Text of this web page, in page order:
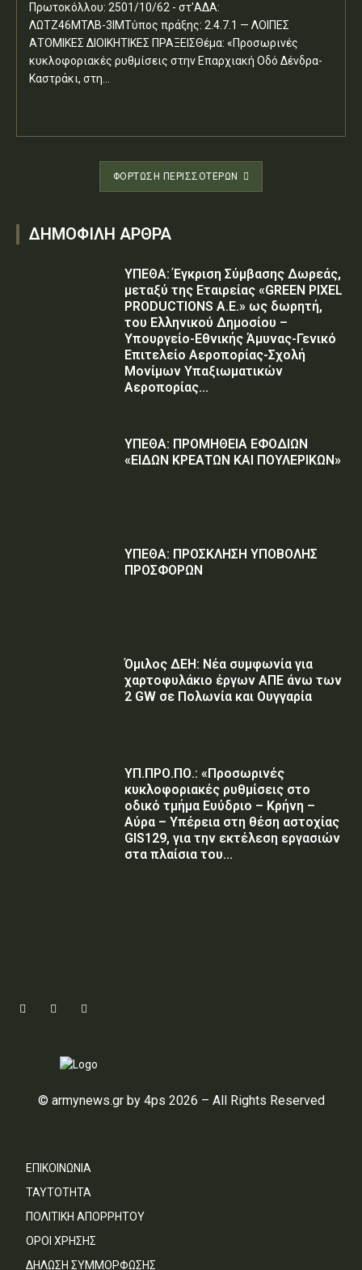
Πρωτοκόλλου: 2501/10/62 - στ'ΑΔΑ:
ΛΩΤΖ46ΜΤΛΒ-3ΙΜΤύπος πράξης: 2.4.7.1 — ΛΟΙΠΕΣ
ΑΤΟΜΙΚΕΣ ΔΙΟΙΚΗΤΙΚΕΣ ΠΡΑΞΕΙΣΘέμα: «Προσωρινές
κυκλοφοριακές ρυθμίσεις στην Επαρχιακή Οδό Δένδρα-
Καστράκι, στη...
ΦΌΡΤΩΣΗ ΠΕΡΙΣΣΟΤΈΡΩΝ
ΔΗΜΟΦΙΛΗ ΑΡΘΡΑ
ΥΠΕΘΑ: Έγκριση Σύμβασης Δωρεάς,
μεταξύ της Εταιρείας «GREEN PIXEL
PRODUCTIONS Α.Ε.» ως δωρητή,
του Ελληνικού Δημοσίου –
Υπουργείο-Εθνικής Άμυνας-Γενικό
Επιτελείο Αεροπορίας-Σχολή
Μονίμων Υπαξιωματικών
Αεροπορίας...
ΥΠΕΘΑ: ΠΡΟΜΗΘΕΙΑ ΕΦΟΔΙΩΝ
«ΕΙΔΩΝ ΚΡΕΑΤΩΝ ΚΑΙ ΠΟΥΛΕΡΙΚΩΝ»
ΥΠΕΘΑ: ΠΡΟΣΚΛΗΣΗ ΥΠΟΒΟΛΗΣ
ΠΡΟΣΦΟΡΩΝ
Όμιλος ΔΕΗ: Νέα συμφωνία για
χαρτοφυλάκιο έργων ΑΠΕ άνω των
2 GW σε Πολωνία και Ουγγαρία
ΥΠ.ΠΡΟ.ΠΟ.: «Προσωρινές
κυκλοφοριακές ρυθμίσεις στο
οδικό τμήμα Ευύδριο – Κρήνη –
Αύρα – Υπέρεια στη θέση αστοχίας
GIS129, για την εκτέλεση εργασιών
στα πλαίσια του...
© armynews.gr by 4ps 2026 – All Rights Reserved
ΕΠΙΚΟΙΝΩΝΙΑ
ΤΑΥΤΟΤΗΤΑ
ΠΟΛΙΤΙΚΗ ΑΠΟΡΡΗΤΟΥ
ΟΡΟΙ ΧΡΗΣΗΣ
ΔΗΛΩΣΗ ΣΥΜΜΟΡΦΩΣΗΣ